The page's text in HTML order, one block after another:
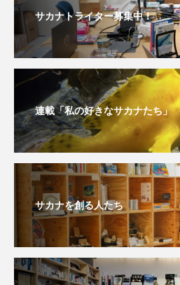
企画 伝承
保全 健康 八景島シ
共生 分析 分類
剥製 動物園 化石
北極 医療 南極大陸
名古屋港水族館 哺乳類
四万十川 四万十川学遊館
四国水族館 図鑑 固
在来生物 地域名 城
サカナトライター募集中！
連載「私の好きなサカナたち」
サカナを創る人たち